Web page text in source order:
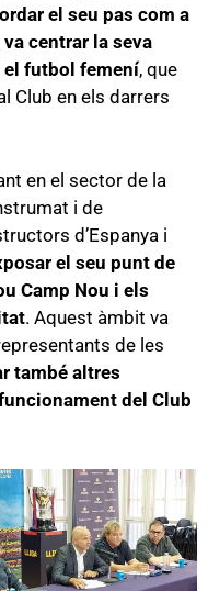
el seu pas com a
centrar la seva
el futbol femení, que
Club en els darrers
en el sector de la
i de
d’Espanya i
el seu punt de
Camp Nou i els
. Aquest àmbit va
de les
també altres
del Club